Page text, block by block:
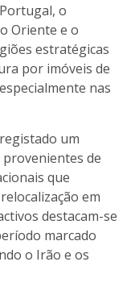
o
Oriente e o
estratégicas
por imóveis de
nas
um
de
que
em
destacam-se
marcado
o Irão e os